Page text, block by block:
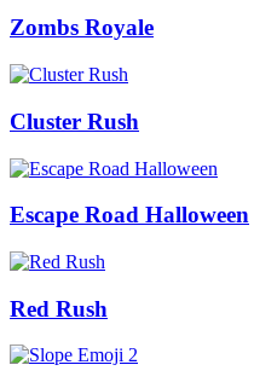
Zombs Royale
Cluster Rush
Escape Road Halloween
Red Rush